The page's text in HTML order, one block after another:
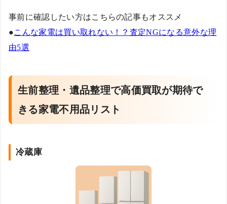
事前に確認したい方はこちらの記事もオススメ
●こんな家電は買い取れない！？査定NGになる意外な理
由5選
生前整理・遺品整理で高価買取が期待で
きる家電不用品リスト
冷蔵庫